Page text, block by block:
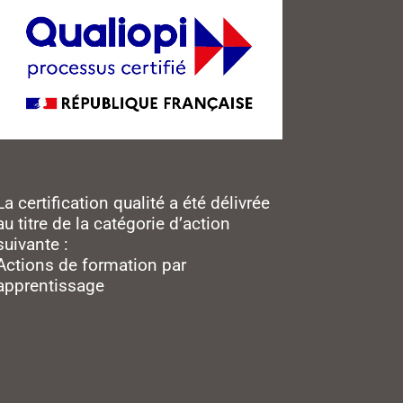
certification qualité a été délivrée
titre de la catégorie d’action
:
de formation par